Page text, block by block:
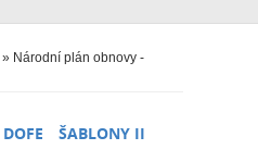
» Národní plán obnovy -
DOFE
ŠABLONY II